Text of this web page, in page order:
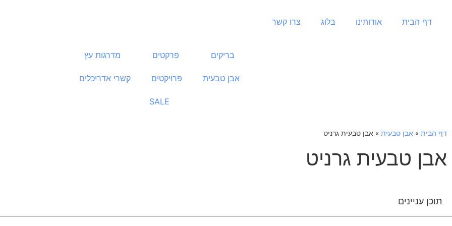
דף הבית אודותינו בלוג צרו קשר
בריקים פרקטים מדרגות עץ
אבן טבעית פרויקטים קשרי אדריכלים
SALE
דף הבית » אבן טבעית » אבן טבעית גרניט
אבן טבעית גרניט
תוכן עניינים